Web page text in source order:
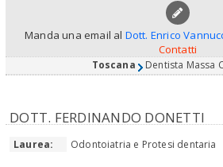
Manda una email al Dott. Enrico
Contatti
Toscana Dentista Massa
DOTT. FERDINANDO DONETTI
Laurea: Odontoiatria e Protesi dentaria